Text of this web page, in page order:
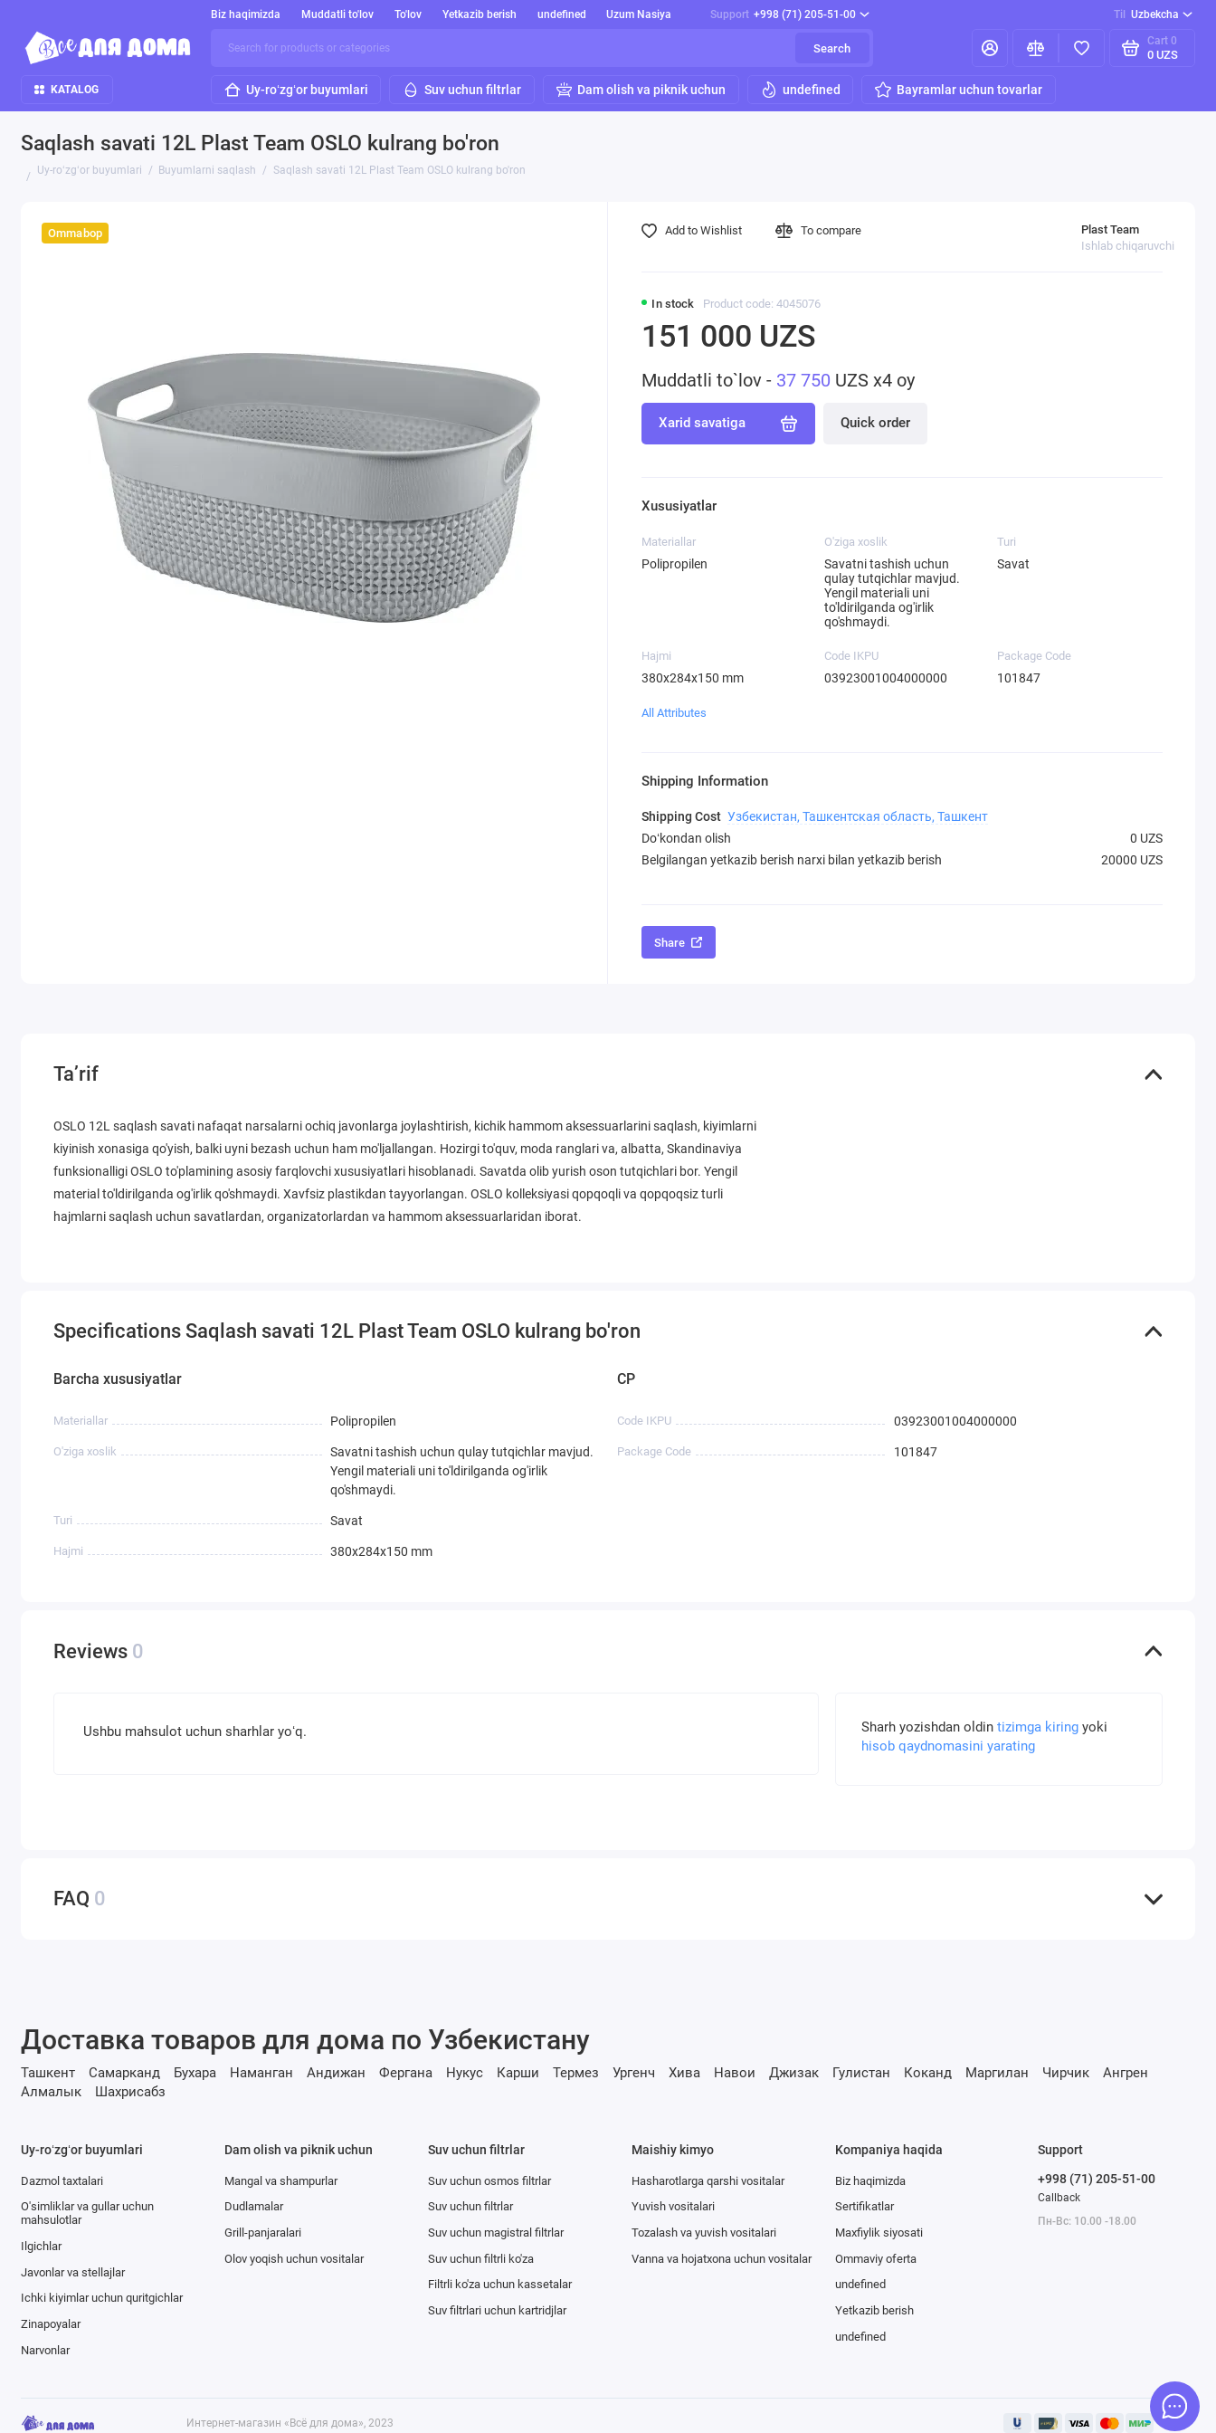
Biz haqimizda Muddatli to'lov To'lov Yetkazib berish undefined Uzum Nasiya Support +998 (71) 205-51-00 Til Uzbekcha
Search
Cart 0
0 UZS
KATALOG Uy-roʻzgʻor buyumlari Suv uchun filtrlar Dam olish va piknik uchun undefined Bayramlar uchun tovarlar
Saqlash savati 12L Plast Team OSLO kulrang bo'ron
Uy-roʻzgʻor buyumlari Buyumlarni saqlash Saqlash savati 12L Plast Team OSLO kulrang bo'ron
Ommabop
In stock Product code: 4045076
Plast Team
Ishlab chiqaruvchi
151 000 UZS
Muddatli to`lov - 37 750 UZS x4 oy
Xarid savatiga Quick order
Add to Wishlist To compare
Xususiyatlar
Materiallar
Polipropilen
O'ziga xoslik
Savatni tashish uchun
qulay tutqichlar mavjud.
Yengil materiali uni
to'ldirilganda og'irlik
qo'shmaydi.
Turi
Savat
Hajmi
380х284х150 mm
Code IKPU
03923001004000000
Package Code
101847
All Attributes
Shipping Information
Shipping Cost Узбекистан, Ташкентская область, Ташкент
Doʻkondan olish
0 UZS
Belgilangan yetkazib berish narxi bilan yetkazib berish
20000 UZS
Share
Ta’rif
OSLO 12L saqlash savati nafaqat narsalarni ochiq javonlarga joylashtirish, kichik hammom aksessuarlarini saqlash, kiyimlarni
kiyinish xonasiga qo'yish, balki uyni bezash uchun ham mo'ljallangan. Hozirgi to'quv, moda ranglari va, albatta, Skandinaviya
funksionalligi OSLO to'plamining asosiy farqlovchi xususiyatlari hisoblanadi. Savatda olib yurish oson tutqichlari bor. Yengil
material to'ldirilganda og'irlik qo'shmaydi. Xavfsiz plastikdan tayyorlangan. OSLO kolleksiyasi qopqoqli va qopqoqsiz turli
hajmlarni saqlash uchun savatlardan, organizatorlardan va hammom aksessuarlaridan iborat.
Specifications Saqlash savati 12L Plast Team OSLO kulrang bo'ron
Barcha xususiyatlar
Materiallar Polipropilen
O'ziga xoslik
Savatni tashish uchun qulay tutqichlar mavjud.
Yengil materiali uni to'ldirilganda og'irlik
qo'shmaydi.
Turi Savat
Hajmi 380х284х150 mm
CP
Code IKPU 03923001004000000
Package Code 101847
Reviews 0
Ushbu mahsulot uchun sharhlar yoʻq. Sharh yozishdan oldin tizimga kiring yoki
hisob qaydnomasini yarating
FAQ 0
Доставка товаров для дома по Узбекистану
Ташкент Самарканд Бухара Наманган Андижан Фергана Нукус Карши Термез Ургенч Хива Навои Джизак Гулистан Коканд Маргилан Чирчик
Ангрен
Алмалык
Шахрисабз
Uy-roʻzgʻor buyumlari
Dazmol taxtalari
O'simliklar va gullar uchun
mahsulotlar
Ilgichlar
Javonlar va stellajlar
Ichki kiyimlar uchun quritgichlar
Zinapoyalar
Narvonlar
Dam olish va piknik uchun
Mangal va shampurlar
Dudlamalar
Grill-panjaralari
Olov yoqish uchun vositalar
Suv uchun filtrlar
Suv uchun osmos filtrlar
Suv uchun filtrlar
Suv uchun magistral filtrlar
Suv uchun filtrli ko'za
Filtrli ko'za uchun kassetalar
Suv filtrlari uchun kartridjlar
Maishiy kimyo
Hasharotlarga qarshi vositalar
Yuvish vositalari
Tozalash va yuvish vositalari
Vanna va hojatxona uchun vositalar
Kompaniya haqida
Biz haqimizda
Sertifikatlar
Maxfiylik siyosati
Ommaviy oferta
undefined
Yetkazib berish
undefined
Support
+998 (71) 205-51-00
Callback
Пн-Вс: 10.00 -18.00
Интернет-магазин «Всё для дома», 2023